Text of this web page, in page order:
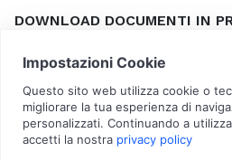
DOWNLOAD DOCUMENTI IN
Calendario scolastico
Attestazione per rientrare a scuola
Sovvenzioni, sussidi, vantaggi,